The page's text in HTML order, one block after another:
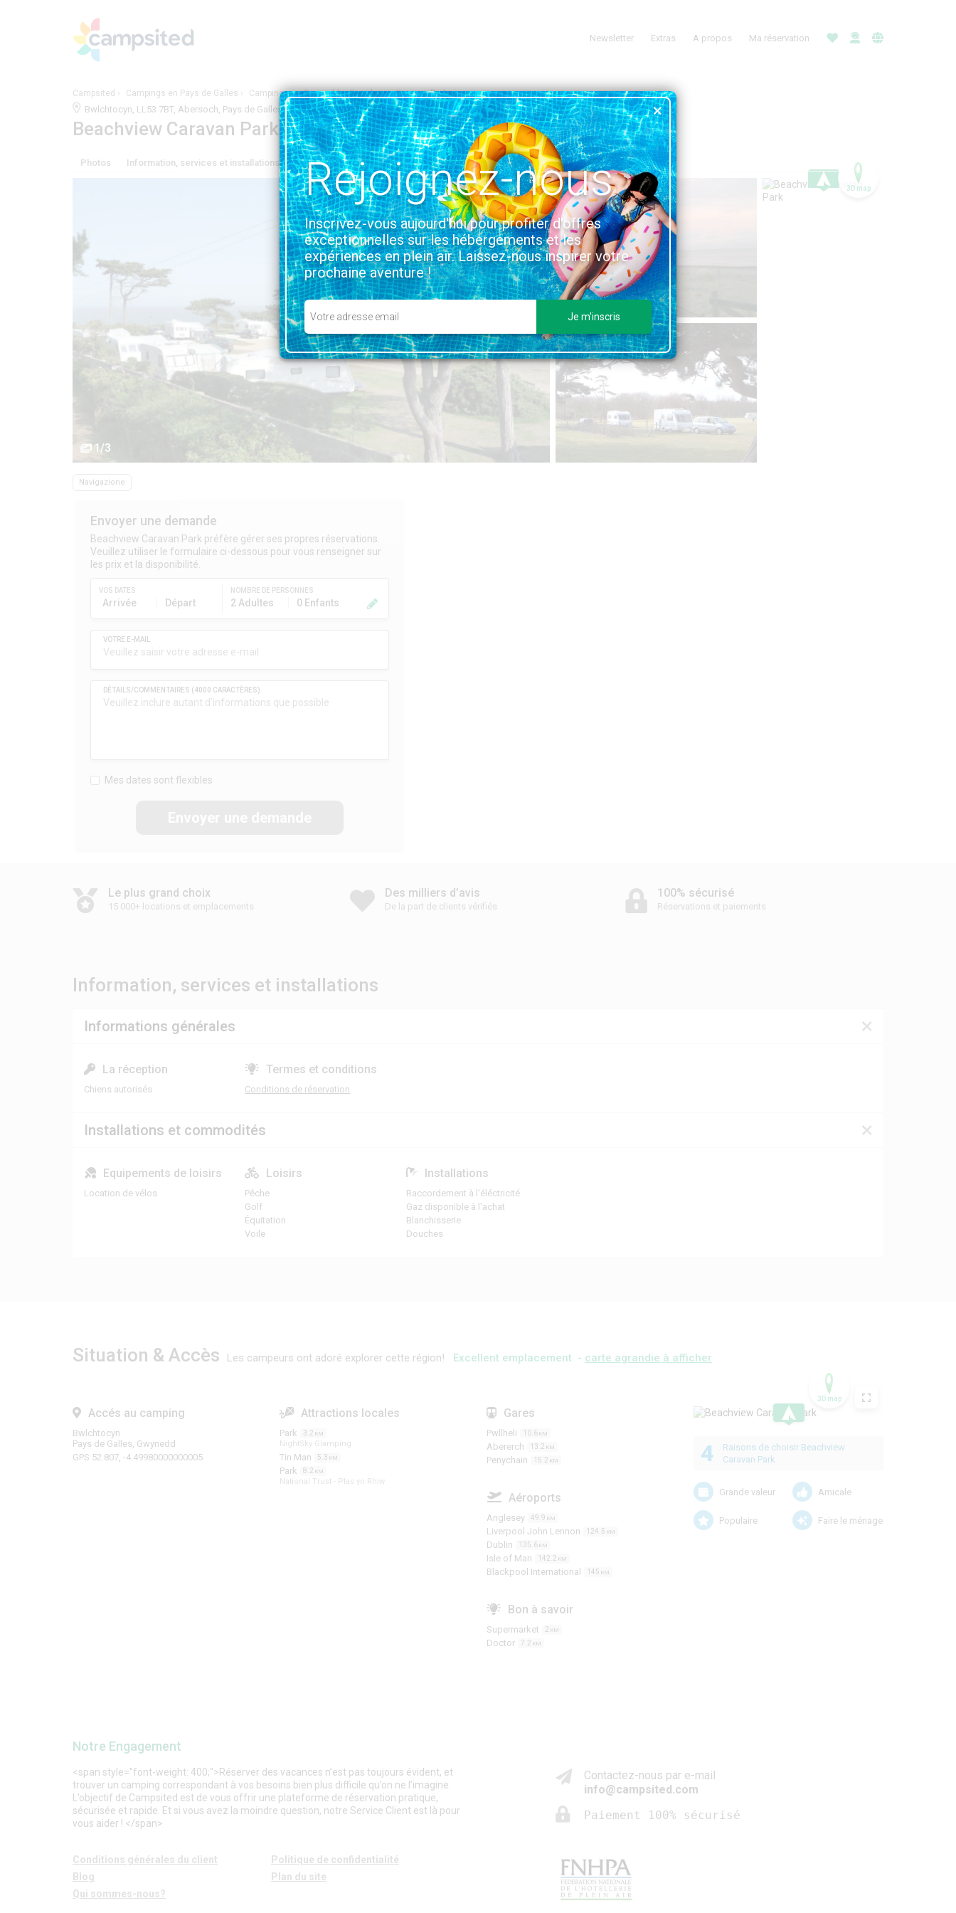
Newsletter Extras A propos Ma réservation
Campsited Campings en Pays de Galles Campings en Gwynedd Beachview Caravan Park
Bwlchtocyn, LL53 7BT, Abersoch, Pays de Galles | 2.0KM DE ABERSOCH VOIR SUR LA CARTE
Beachview Caravan Park
Photos Information, services et installations Situation & Accès
1/3
3D map
Navigazione
Envoyer une demande
Beachview Caravan Park préfère gérer ses propres réservations.
Veuillez utiliser le formulaire ci-dessous pour vous renseigner sur
les prix et la disponibilité.
VOS DATES
Arrivée Départ
NOMBRE DE PERSONNES
2 Adultes 0 Enfants
Mes dates sont flexibles
Le plus grand choix
15 000+ locations et emplacements
Des milliers d’avis
De la part de clients vérifiés
100% sécurisé
Réservations et paiements
Information, services et installations
Informations générales
La réception
Chiens autorisés
Termes et conditions
Conditions de réservation
Installations et commodités
Equipements de loisirs
Location de vélos
Loisirs
Pêche
Golf
Équitation
Voile
Installations
Raccordement à l'éléctricité
Gaz disponible à l'achat
Blanchisserie
Douches
Situation & Accès Les campeurs ont adoré explorer cette région! Excellent emplacement - carte agrandie à afficher
Accés au camping
Bwlchtocyn
Pays de Galles, Gwynedd
GPS 52.807, -4.49980000000005
Attractions locales
Park 3.2 KM
NightSky Glamping
Tin Man 5.3 KM
Park 8.2 KM
National Trust - Plas yn Rhiw
Gares
Pwllheli 10.6 KM
Abererch 13.2 KM
Penychain 15.2 KM
Aéroports
Anglesey 49.9 KM
Liverpool John Lennon 124.5 KM
Dublin 135.6 KM
Isle of Man 142.2 KM
Blackpool International 145 KM
Bon à savoir
Supermarket 2 KM
Doctor 7.2 KM
.
3D map
4
Raisons de choisir Beachview
Caravan Park
Grande valeur Amicale
Populaire Faire le ménage
Notre Engagement
<span style="font-weight: 400;">Réserver des vacances n’est pas toujours évident, et
trouver un camping correspondant à vos besoins bien plus difficile qu’on ne l’imagine.
L’objectif de Campsited est de vous offrir une plateforme de réservation pratique,
sécurisée et rapide. Et si vous avez la moindre question, notre Service Client est là pour
vous aider ! </span>
Conditions générales du client
Politique de confidentialité
Blog
Plan du site
Qui sommes-nous?
Contactez-nous par e-mail
info@campsited.com
Paiement 100% sécurisé
Rejoignez-nous
Inscrivez-vous aujourd'hui pour profiter d'offres
exceptionnelles sur les hébergements et les
expériences en plein air. Laissez-nous inspirer votre
prochaine aventure !
Je m'inscris